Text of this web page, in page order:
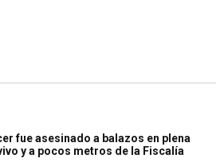
fue asesinado a balazos en plena
y a pocos metros de la Fiscalía